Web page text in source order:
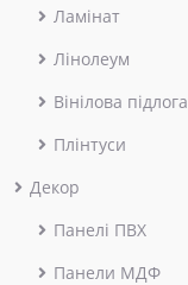
Ламінат
Лінолеум
Вінілова підлога
Плінтуси
Декор
Панелі ПВХ
Панели МДФ